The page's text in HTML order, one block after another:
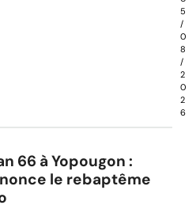
5
/
0
8
/
2
0
2
6
66 à Yopougon :
le rebaptême